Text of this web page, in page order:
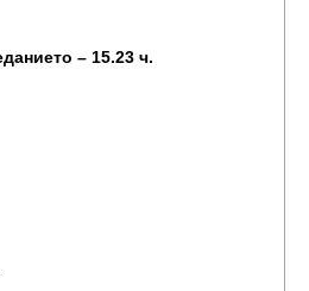
– 15.23 ч.